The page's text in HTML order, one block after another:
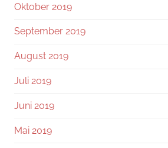
Oktober 2019
September 2019
August 2019
Juli 2019
Juni 2019
Mai 2019